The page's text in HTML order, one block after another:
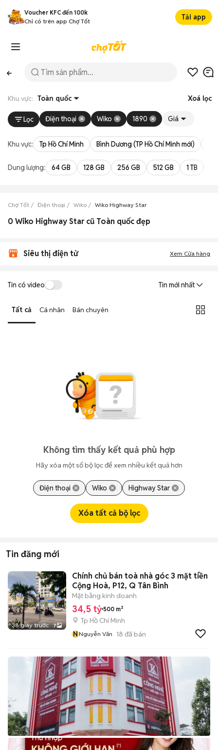
Voucher KFC đến 100k
Chỉ có trên app Chợ Tốt
Tải app
Khu vực: Toàn quốc Xoá lọc
Lọc Điện thoại Wiko 1890 Giá
Khu vực: Tp Hồ Chí Minh Bình Dương (TP Hồ Chí Minh mới)
Dung lượng: 64 GB 128 GB 256 GB 512 GB 1 TB
Chợ Tốt Điện thoại Wiko Wiko Highway Star
0 Wiko Highway Star cũ Toàn quốc đẹp
Siêu thị điện tử Xem Cửa hàng
Tin có video Tin mới nhất
Tất cả Cá nhân Bán chuyên
Không tìm thấy kết quả phù hợp
Hãy xóa một số bộ lọc để xem nhiều kết quả hơn
Điện thoại Wiko Highway Star
Xóa tất cả bộ lọc
Tin đăng mới
38 giây trước 7
Chính chủ bán toà nhà góc 3 mặt tiền
Cộng Hoà, P12, Q Tân Bình
Mặt bằng kinh doanh
34,5 tỷ 500 m²
Tp Hồ Chí Minh
NNguyễn Văn 18 đã bán